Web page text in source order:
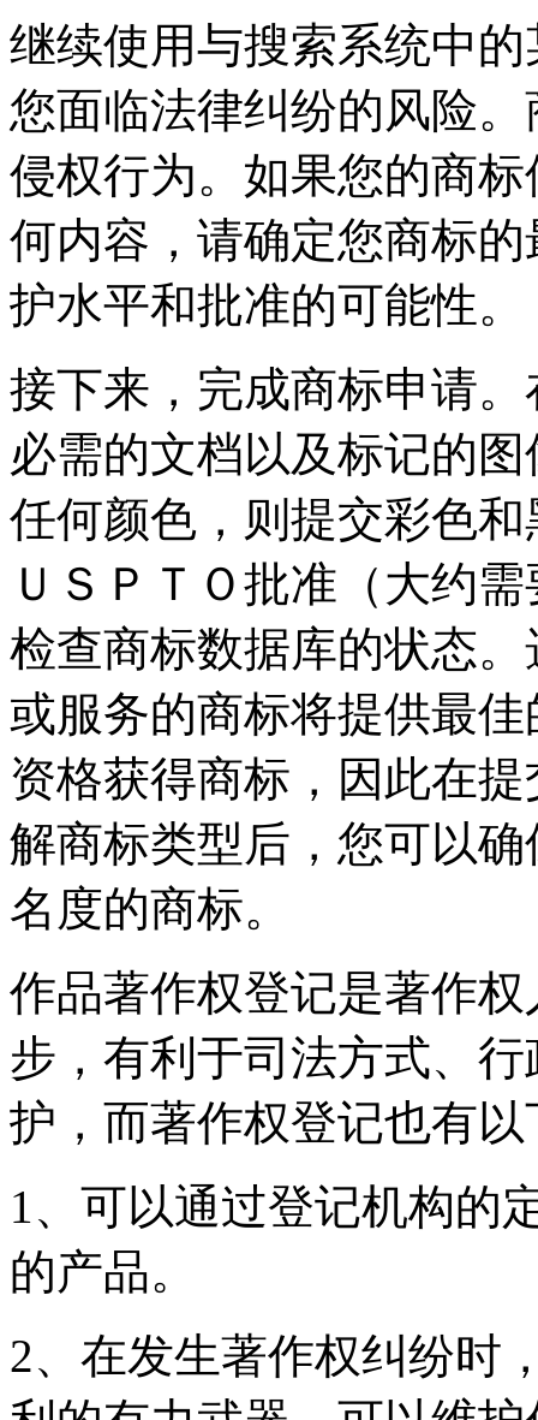
继续使用与搜索系统中
您面临法律纠纷的风险
侵权行为。如果您的商
何内容，请确定您商标
护水平和批准的可能性。
接下来，完成商标申请
必需的文档以及标记的
任何颜色，则提交彩色
ＵＳＰＴＯ批准（大约
检查商标数据库的状态
或服务的商标将提供最
资格获得商标，因此在
解商标类型后，您可以
名度的商标。
作品著作权登记是著作
步，有利于司法方式、
护，而著作权登记也有
1、可以通过登记机构的
的产品。
2、在发生著作权纠纷时